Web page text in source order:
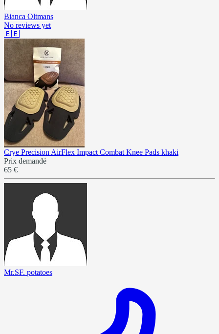
Bianca Oltmans
No reviews yet
🇧🇪
Crye Precision AirFlex Impact Combat Knee Pads khaki
Prix demandé
65 €
Mr.SF. potatoes